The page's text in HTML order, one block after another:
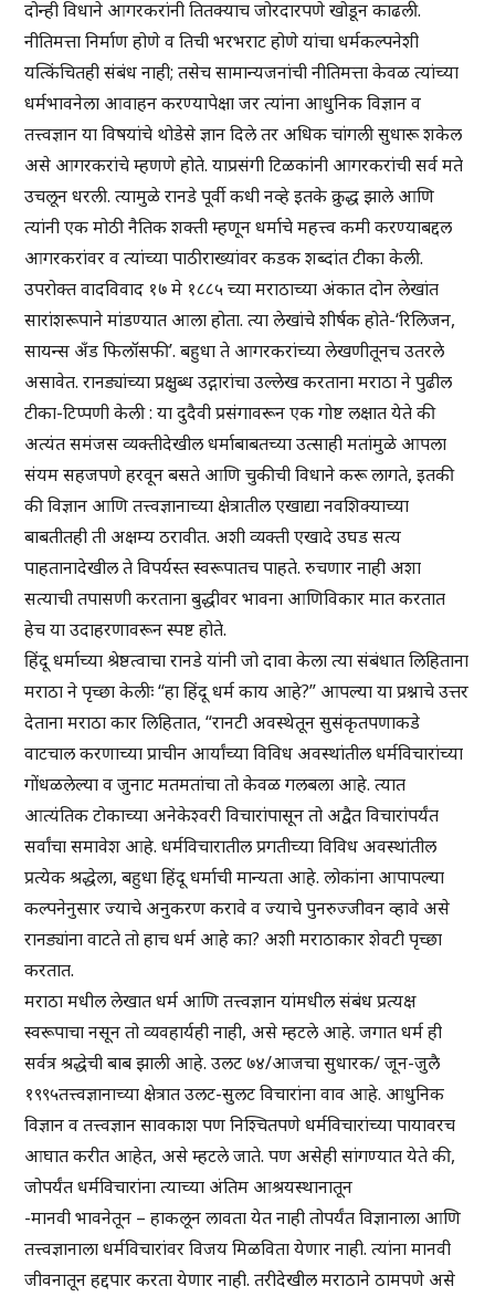
दोन्ही विधाने आगरकरांनी तितक्याच जोरदारपणे खोडून काढली.
नीतिमत्ता निर्माण होणे व तिची भरभराट होणे यांचा धर्मकल्पनेशी
यत्किंचितही संबंध नाही; तसेच सामान्यजनांची नीतिमत्ता केवळ त्यांच्या
धर्मभावनेला आवाहन करण्यापेक्षा जर त्यांना आधुनिक विज्ञान व
तत्त्वज्ञान या विषयांचे थोडेसे ज्ञान दिले तर अधिक चांगली सुधारू शकेल
असे आगरकरांचे म्हणणे होते. याप्रसंगी टिळकांनी आगरकरांची सर्व मते
उचलून धरली. त्यामुळे रानडे पूर्वी कधी नव्हे इतके क्रुद्ध झाले आणि
त्यांनी एक मोठी नैतिक शक्ती म्हणून धर्माचे महत्त्व कमी करण्याबद्दल
आगरकरांवर व त्यांच्या पाठीराख्यांवर कडक शब्दांत टीका केली.
उपरोक्त वादविवाद १७ मे १८८५ च्या मराठाच्या अंकात दोन लेखांत
सारांशरूपाने मांडण्यात आला होता. त्या लेखांचे शीर्षक होते-‘रिलिजन,
सायन्स अँड फिलॉसफी’. बहुधा ते आगरकरांच्या लेखणीतूनच उतरले
असावेत. रानड्यांच्या प्रक्षुब्ध उद्गारांचा उल्लेख करताना मराठा ने पुढील
टीका-टिप्पणी केली : या दुदैवी प्रसंगावरून एक गोष्ट लक्षात येते की
अत्यंत समंजस व्यक्तीदेखील धर्माबाबतच्या उत्साही मतांमुळे आपला
संयम सहजपणे हरवून बसते आणि चुकीची विधाने करू लागते, इतकी
की विज्ञान आणि तत्त्वज्ञानाच्या क्षेत्रातील एखाद्या नवशिक्याच्या
बाबतीतही ती अक्षम्य ठरावीत. अशी व्यक्ती एखादे उघड सत्य
पाहतानादेखील ते विपर्यस्त स्वरूपातच पाहते. रुचणार नाही अशा
सत्याची तपासणी करताना बुद्धीवर भावना आणिविकार मात करतात
हेच या उदाहरणावरून स्पष्ट होते.
हिंदू धर्माच्या श्रेष्ठत्वाचा रानडे यांनी जो दावा केला त्या संबंधात लिहिताना
मराठा ने पृच्छा केलीः “हा हिंदू धर्म काय आहे?” आपल्या या प्रश्नाचे उत्तर
देताना मराठा कार लिहितात, “रानटी अवस्थेतून सुसंकृतपणाकडे
वाटचाल करणाच्या प्राचीन आर्यांच्या विविध अवस्थांतील धर्मविचारांच्या
गोंधळलेल्या व जुनाट मतमतांचा तो केवळ गलबला आहे. त्यात
आत्यंतिक टोकाच्या अनेकेश्वरी विचारांपासून तो अद्वैत विचारांपर्यंत
सर्वांचा समावेश आहे. धर्मविचारातील प्रगतीच्या विविध अवस्थांतील
प्रत्येक श्रद्धेला, बहुधा हिंदू धर्माची मान्यता आहे. लोकांना आपापल्या
कल्पनेनुसार ज्याचे अनुकरण करावे व ज्याचे पुनरुज्जीवन व्हावे असे
रानड्यांना वाटते तो हाच धर्म आहे का? अशी मराठाकार शेवटी पृच्छा
करतात.
मराठा मधील लेखात धर्म आणि तत्त्वज्ञान यांमधील संबंध प्रत्यक्ष
स्वरूपाचा नसून तो व्यवहार्यही नाही, असे म्हटले आहे. जगात धर्म ही
सर्वत्र श्रद्धेची बाब झाली आहे. उलट ७४/आजचा सुधारक/ जून-जुलै
१९९५तत्त्वज्ञानाच्या क्षेत्रात उलट-सुलट विचारांना वाव आहे. आधुनिक
विज्ञान व तत्त्वज्ञान सावकाश पण निश्चितपणे धर्मविचारांच्या पायावरच
आघात करीत आहेत, असे म्हटले जाते. पण असेही सांगण्यात येते की,
जोपर्यंत धर्मविचारांना त्याच्या अंतिम आश्रयस्थानातून
-मानवी भावनेतून – हाकलून लावता येत नाही तोपर्यंत विज्ञानाला आणि
तत्त्वज्ञानाला धर्मविचारांवर विजय मिळविता येणार नाही. त्यांना मानवी
जीवनातून हद्दपार करता येणार नाही. तरीदेखील मराठाने ठामपणे असे